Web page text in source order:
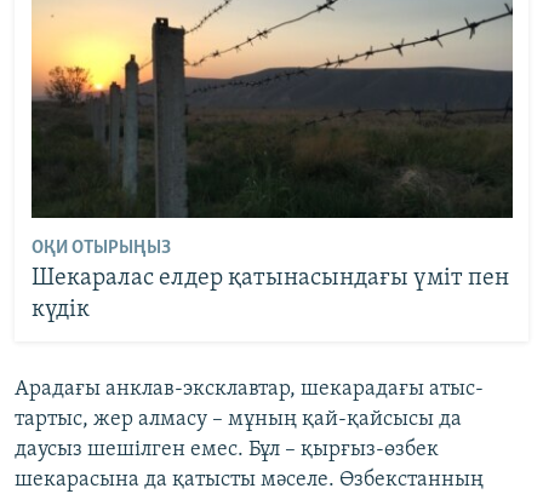
ОҚИ ОТЫРЫҢЫЗ
Шекаралас елдер қатынасындағы үміт пен
күдік
Арадағы анклав-эксклавтар, шекарадағы атыс-
тартыс, жер алмасу – мұның қай-қайсысы да
даусыз шешілген емес. Бұл – қырғыз-өзбек
шекарасына да қатысты мәселе. Өзбекстанның